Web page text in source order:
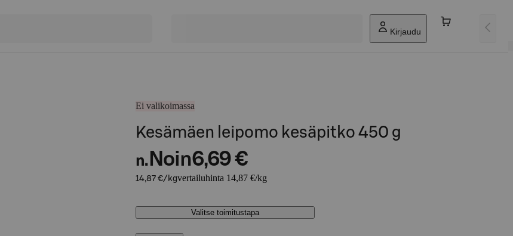
Kirjaudu
Ei valikoimassa
Kesämäen leipomo kesäpitko 450 g
n. Noin6,69 €
14,87 €/kgvertailuhinta 14,87 €/kg
Valitse toimitustapa